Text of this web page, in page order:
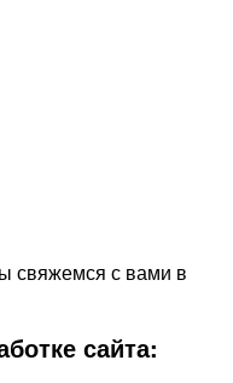
свяжемся с вами в
сайта: